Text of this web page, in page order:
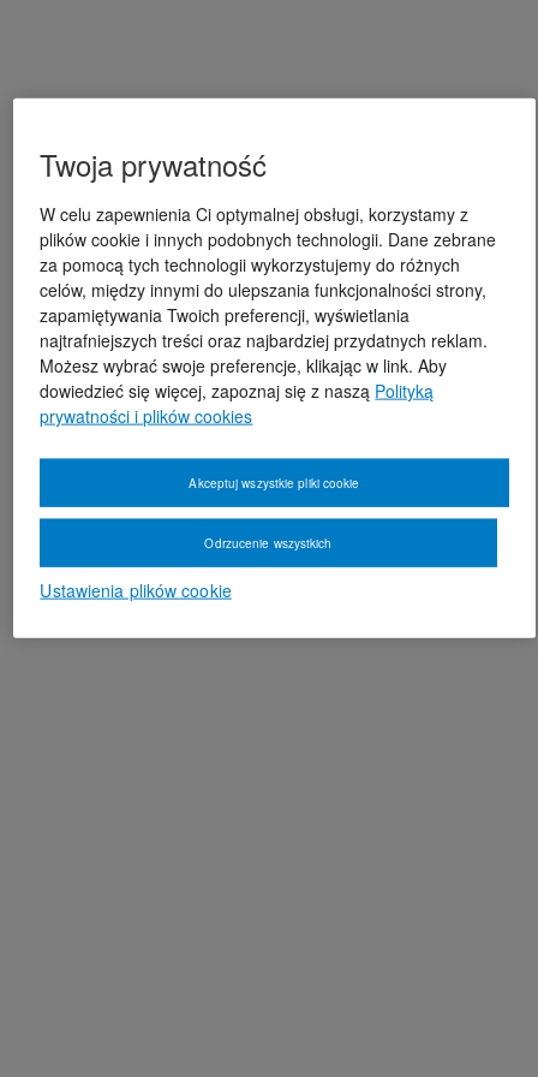
Twoja prywatność
W celu zapewnienia Ci optymalnej obsługi, korzystamy z
plików cookie i innych podobnych technologii. Dane zebrane
za pomocą tych technologii wykorzystujemy do różnych
celów, między innymi do ulepszania funkcjonalności strony,
zapamiętywania Twoich preferencji, wyświetlania
najtrafniejszych treści oraz najbardziej przydatnych reklam.
Możesz wybrać swoje preferencje, klikając w link. Aby
dowiedzieć się więcej, zapoznaj się z naszą Polityką
prywatności i plików cookies
Ustawienia plików cookie
Odrzucenie wszystkich
Akceptuj wszystkie pliki cookie